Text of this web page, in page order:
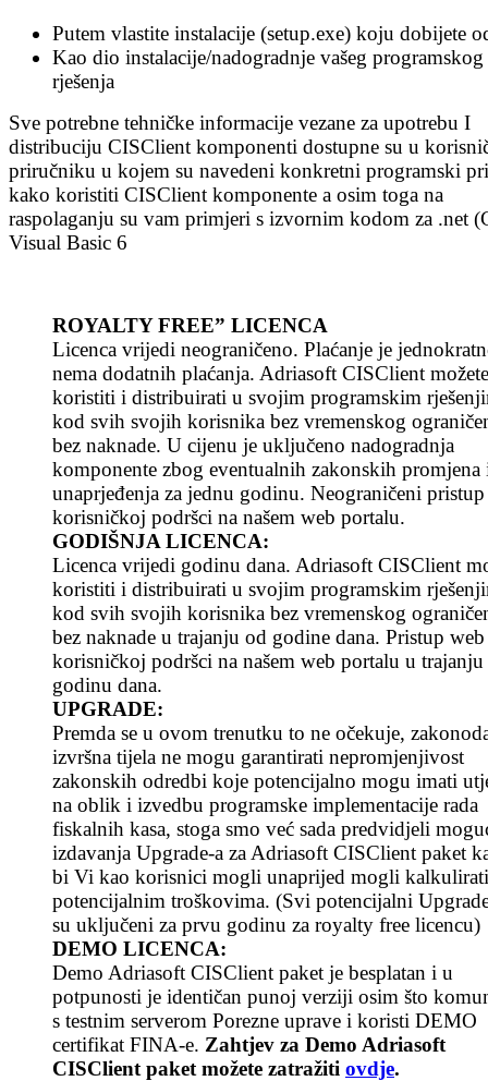
Putem vlastite instalacije (setup.exe) koju dobijete
Kao dio instalacije/nadogradnje vašeg programskog
rješenja
Sve potrebne tehničke informacije vezane za upotrebu I
distribuciju CISClient komponenti dostupne su u
priručniku u kojem su navedeni konkretni programski
kako koristiti CISClient komponente a osim toga na
raspolaganju su vam primjeri s izvornim kodom za .net
Visual Basic 6
ROYALTY FREE” LICENCA
Licenca vrijedi neograničeno. Plaćanje je
nema dodatnih plaćanja. Adriasoft CISClient možete
koristiti i distribuirati u svojim programskim
kod svih svojih korisnika bez vremenskog
bez naknade. U cijenu je uključeno nadogradnja
komponente zbog eventualnih zakonskih promjena
unaprjeđenja za jednu godinu. Neograničeni
korisničkoj podršci na našem web portalu.
GODIŠNJA LICENCA:
Licenca vrijedi godinu dana. Adriasoft CISClient
koristiti i distribuirati u svojim programskim
kod svih svojih korisnika bez vremenskog
bez naknade u trajanju od godine dana. Pristup web
korisničkoj podršci na našem web portalu u
godinu dana.
UPGRADE:
Premda se u ovom trenutku to ne očekuje,
izvršna tijela ne mogu garantirati nepromjenjivost
zakonskih odredbi koje potencijalno mogu imati
na oblik i izvedbu programske implementacije rada
fiskalnih kasa, stoga smo već sada predvidjeli
izdavanja Upgrade-a za Adriasoft CISClient paket
bi Vi kao korisnici mogli unaprijed mogli
potencijalnim troškovima. (Svi potencijalni
su uključeni za prvu godinu za royalty free licencu)
DEMO LICENCA:
Demo Adriasoft CISClient paket je besplatan i u
potpunosti je identičan punoj verziji osim što
s testnim serverom Porezne uprave i koristi DEMO
certifikat FINA-e. Zahtjev za Demo Adriasoft
CISClient paket možete zatražiti ovdje.